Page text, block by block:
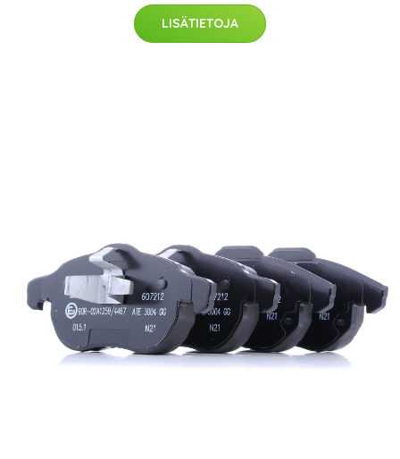
LISÄTIETOJA